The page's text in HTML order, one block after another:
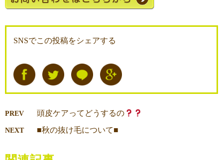
SNSでこの投稿をシェアする
PREV 頭皮ケアってどうするの
NEXT ■秋の抜け毛について■